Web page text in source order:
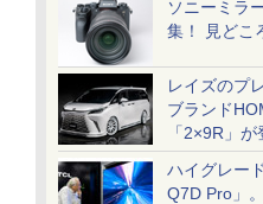
ソニーミラ
集！ 見どこ
レイズのプ
ブランド
「2×9R」が
ハイグレー
Q7D Pro」